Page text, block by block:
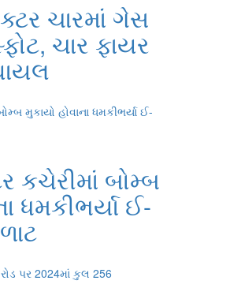
ચારમાં ગેસ
ચાર ફાયર
કચેરીમાં બોમ્બ
ધમકીભર્યા ઈ-